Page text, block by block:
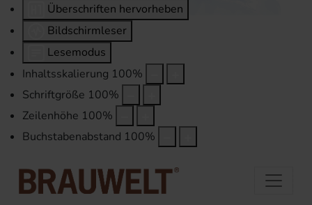
Überschriften hervorheben
Bildschirmleser
Lesemodus
Inhaltsskalierung 100%
Schriftgröße 100%
Zeilenhöhe 100%
Buchstabenabstand 100%